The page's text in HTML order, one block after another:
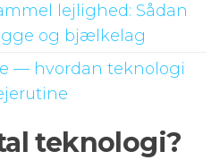
lejlighed: Sådan
og bjælkelag
— hvordan teknologi
teknologi?